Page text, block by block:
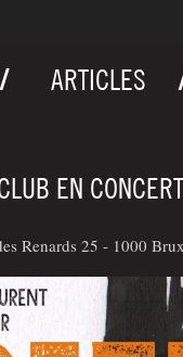
ARTICLES
EN CONCERT
Renards 25 - 1000